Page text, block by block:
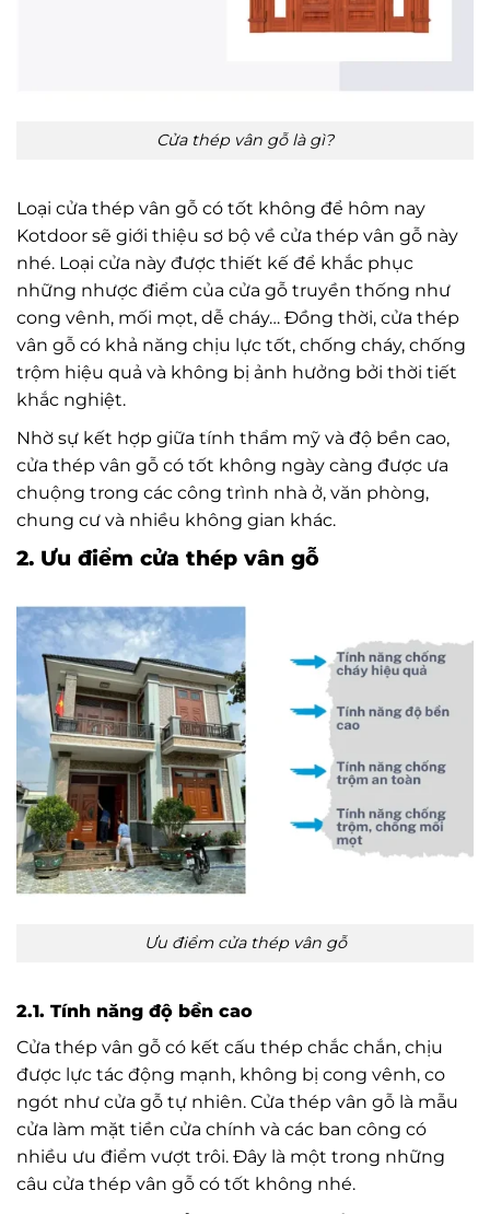
Cửa thép vân gỗ là gì?
Loại cửa thép vân gỗ có tốt không để hôm nay
Kotdoor sẽ giới thiệu sơ bộ về cửa thép vân gỗ này
nhé. Loại cửa này được thiết kế để khắc phục
những nhược điểm của cửa gỗ truyền thống như
cong vênh, mối mọt, dễ cháy… Đồng thời, cửa thép
vân gỗ có khả năng chịu lực tốt, chống cháy, chống
trộm hiệu quả và không bị ảnh hưởng bởi thời tiết
khắc nghiệt.
Nhờ sự kết hợp giữa tính thẩm mỹ và độ bền cao,
cửa thép vân gỗ có tốt không ngày càng được ưa
chuộng trong các công trình nhà ở, văn phòng,
chung cư và nhiều không gian khác.
2. Ưu điểm cửa thép vân gỗ
Ưu điểm cửa thép vân gỗ
2.1. Tính năng độ bền cao
Cửa thép vân gỗ có kết cấu thép chắc chắn, chịu
được lực tác động mạnh, không bị cong vênh, co
ngót như cửa gỗ tự nhiên. Cửa thép vân gỗ là mẫu
cửa làm mặt tiền cửa chính và các ban công có
nhiều ưu điểm vượt trôi. Đây là một trong những
câu cửa thép vân gỗ có tốt không nhé.